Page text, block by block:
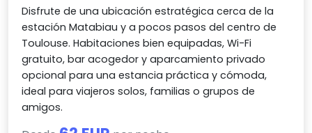
Disfrute de una ubicación estratégica cerca de la
estación Matabiau y a pocos pasos del centro de
Toulouse. Habitaciones bien equipadas, Wi-Fi
gratuito, bar acogedor y aparcamiento privado
opcional para una estancia práctica y cómoda,
ideal para viajeros solos, familias o grupos de
amigos.